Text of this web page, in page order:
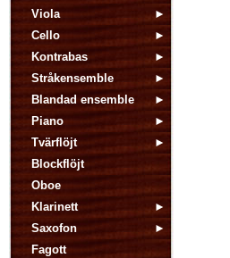
Viola
Cello
Kontrabas
Stråkensemble
Blandad ensemble
Piano
Tvärflöjt
Blockflöjt
Oboe
Klarinett
Saxofon
Fagott